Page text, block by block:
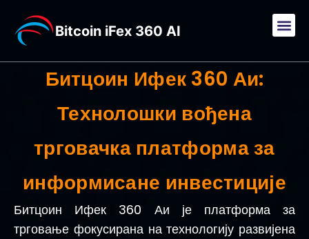
Bitcoin iFex 360 AI
Битцоин Ифек 360 Аи:
Технолошки вођена
трговачка платформа за
информисане инвестиције
Битцоин Ифек 360 Аи је платформа за
трговање фокусирана на технологију развијена